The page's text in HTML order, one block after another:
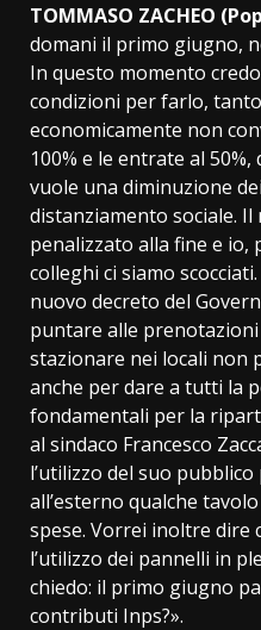
TOMMASO ZACHEO
domani il primo giugno,
In questo momento
condizioni per farlo,
economicamente non
100% e le entrate al
vuole una diminuzione
distanziamento sociale.
penalizzato alla fine e io,
colleghi ci siamo
nuovo decreto del
puntare alle
stazionare nei locali non
anche per dare a tutti la
fondamentali per la
al sindaco Francesco
l’utilizzo del suo
all’esterno qualche
spese. Vorrei inoltre dire
l’utilizzo dei pannelli in
chiedo: il primo giugno
contributi Inps?».